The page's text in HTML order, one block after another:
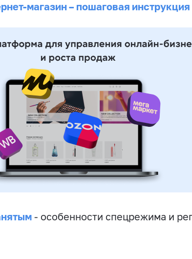
магазин – пошаговая инструкция
- особенности спецрежима и